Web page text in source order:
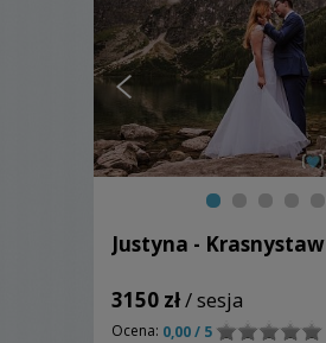
Justyna - Krasnystaw
3150 zł/ sesja
Ocena: 0,00 / 5